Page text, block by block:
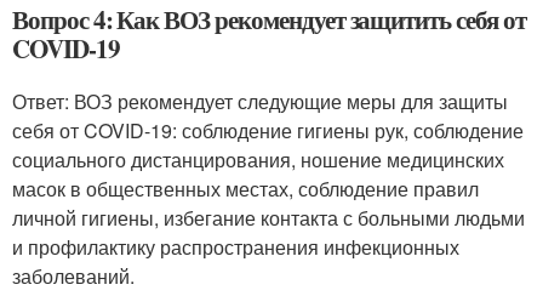
Вопрос 4: Как ВОЗ рекомендует защитить себя от
COVID-19
Ответ: ВОЗ рекомендует следующие меры для защиты
себя от COVID-19: соблюдение гигиены рук, соблюдение
социального дистанцирования, ношение медицинских
масок в общественных местах, соблюдение правил
личной гигиены, избегание контакта с больными людьми
и профилактику распространения инфекционных
заболеваний.